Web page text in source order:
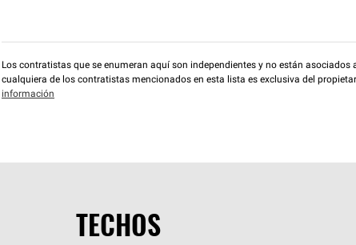
Los contratistas que se enumeran aquí son independientes y no están
cualquiera de los contratistas mencionados en esta lista es exclusiva del
información
TECHOS